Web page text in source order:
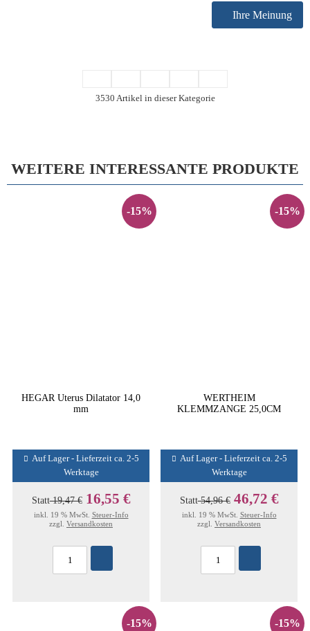
Ihre Meinung
3530 Artikel in dieser Kategorie
WEITERE INTERESSANTE PRODUKTE
-15%
HEGAR Uterus Dilatator 14,0
mm
Auf Lager - Lieferzeit ca. 2-5
Werktage
Statt19,47 € 16,55 €
inkl. 19 % MwSt. Steuer-Info
zzgl. Versandkosten
-15%
WERTHEIM
KLEMMZANGE 25,0CM
Auf Lager - Lieferzeit ca. 2-5
Werktage
Statt54,96 € 46,72 €
inkl. 19 % MwSt. Steuer-Info
zzgl. Versandkosten
-15% -15%